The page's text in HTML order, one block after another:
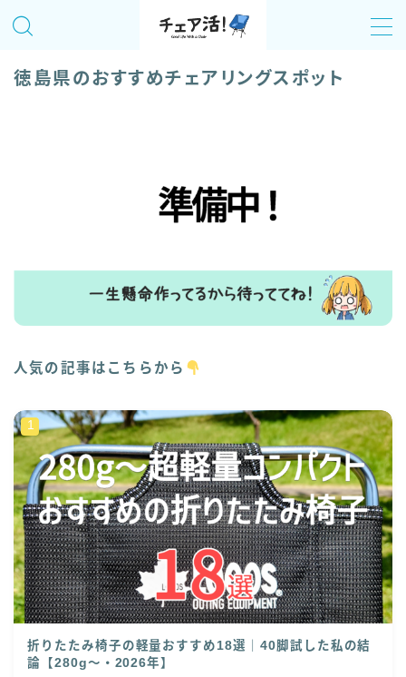
MENU
全国のおすすめチェアリングスポットまとめ
「チェア活！」のイベント情報！
徳島県のおすすめチェアリングスポット
人気の記事はこちらから
折りたたみ椅子の軽量おすすめ18選｜40脚試した私の結
論【280g〜・2026年】